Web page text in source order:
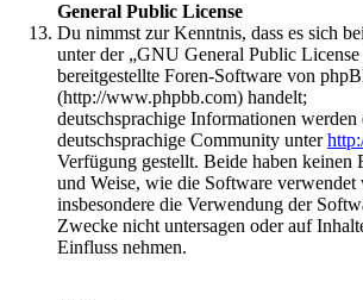
General Public License
Du nimmst zur Kenntnis, dass es sich
unter der „GNU General Public
bereitgestellte Foren-Software von
(http://www.phpbb.com) handelt;
deutschsprachige Informationen werden
deutschsprachige Community unter
Verfügung gestellt. Beide haben keinen
und Weise, wie die Software
insbesondere die Verwendung der
Zwecke nicht untersagen oder auf
Einfluss nehmen.